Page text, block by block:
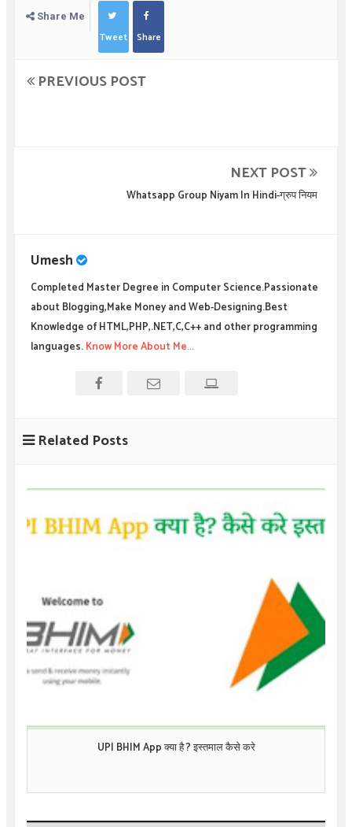
Share Me
Tweet Share
PREVIOUS POST
NEXT POST
Whatsapp Group Niyam In Hindi-ग्रुप नियम
Umesh
Completed Master Degree in Computer Science.Passionate
about Blogging,Make Money and Web-Designing.Best
Knowledge of HTML,PHP,.NET,C,C++ and other programming
languages.Know More About Me...
Related Posts
UPI BHIM App क्या है ? इस्तमाल कैसे करे